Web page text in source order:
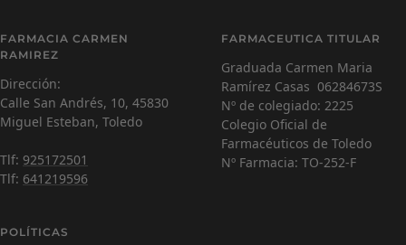
4
FARMACIA CARMEN
RAMIREZ
Dirección:
Calle San Andrés, 10, 45830
Miguel Esteban, Toledo
Tlf: 925172501
Tlf: 641219596
FARMACEUTICA TITULAR
Graduada Carmen Maria
Ramírez Casas 06284673S
Nº de colegiado: 2225
Colegio Oficial de
Farmacéuticos de Toledo
Nº Farmacia: TO-252-F
POLÍTICAS
C Farmacéutica Virtual - En línea
¡Hola! Soy Carmen 😊, tu farmacéutica virtual.
¿Cómo estás hoy y en qué puedo ayudarte?